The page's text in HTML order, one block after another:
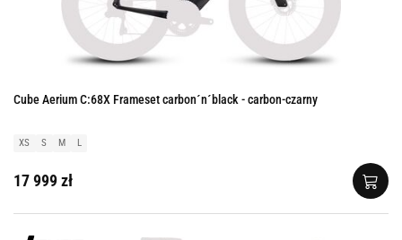
Cube Aerium C:68X Frameset carbon´n´black - carbon-czarny
XS S M L
17 999 zł